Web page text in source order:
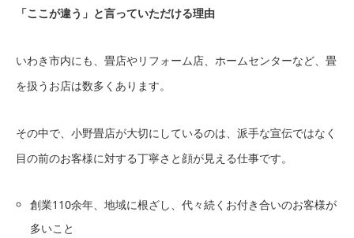
「ここが違う」と言っていただける理由
いわき市内にも、畳店やリフォーム店、ホームセンターなど、畳
を扱うお店は数多くあります。
その中で、小野畳店が大切にしているのは、派手な宣伝ではなく
目の前のお客様に対する丁寧さと顔が見える仕事です。
創業110余年、地域に根ざし、代々続くお付き合いのお客様が
多いこと